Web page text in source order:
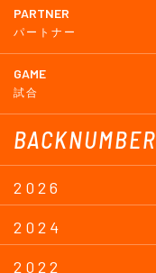
PARTNER
パートナー
GAME
試合
BACKNUMBER
2026
2024
2022